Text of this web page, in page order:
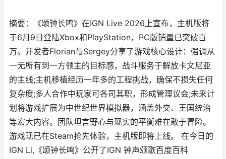
摘要：《颂钟长鸣》在IGN Live 2026上宣布，主机版将
于6月9日登陆Xbox和PlayStation，PC版销量已突破百
万。开发者Florian与Sergey分享了游戏核心设计：强调从
一无所有到一方领主的目标感，战斗服务于解放卡文尼亚
的主线;主机移植经历一年多的工程挑战，确保不损失任何
复杂度;多人合作中玩家可各司其职，形成管理议会;未来计
划将游戏扩展为中世纪世界模拟器，涵盖外交、王国统治
等宏大内容。团队坦言野心与现实的平衡难在敢于冒险。
游戏现已在Steam抢先体验，主机版即将上线。 在今日的
IGN Li,《颂钟长鸣》公开了IGN 钟声颂歌百度百科